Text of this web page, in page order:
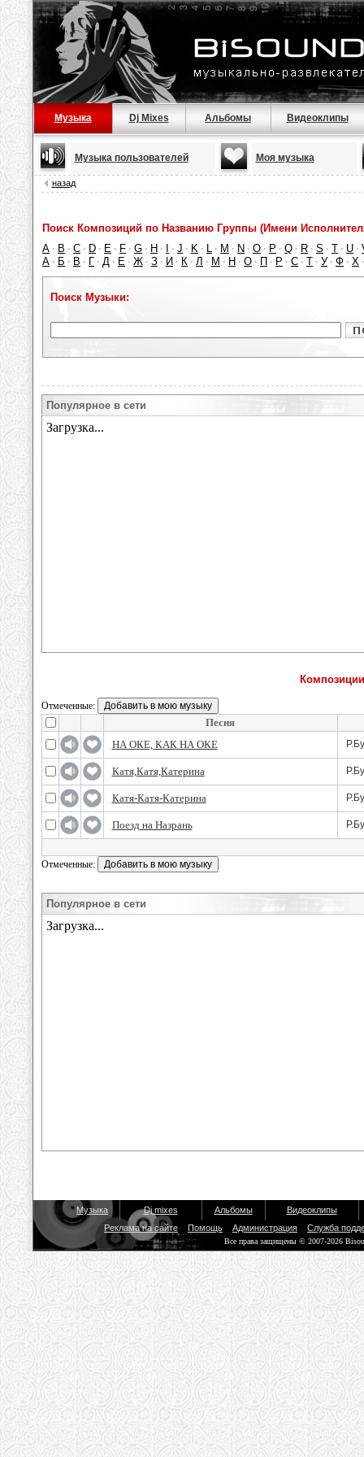
Музыка Dj Mixes Альбомы Видеоклипы
Музыка пользователей Моя музыка
назад
Поиск Композиций по Названию Группы (Имени
A · B · C · D · E · F · G · H · · J · K · L · M · N · O · P · Q · R · S · T · U ·
А · Б · В · Г · Д · Е · Ж · З · И · К · Л · М · Н · О · П · Р · С · Т · У · Ф · Х
Поиск Музыки:
Популярное в сети
Отмеченные:
Песня
НА ОКЕ, КАК НА ОКЕ
Катя,Катя,Катерина
Катя-Катя-Катерина
Поезд на Назрань
Отмеченные:
Популярное в сети
Музыка Dj mixes Альбомы
Видеоклипы
Реклама на сайте
Помощь Администрация Служба
Все права защищены © 2007-2026